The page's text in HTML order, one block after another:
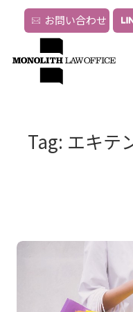
お問い合わせ
Tag: エキテ